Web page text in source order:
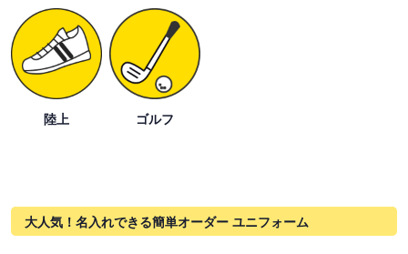
陸上 ゴルフ
大人気！名入れできる簡単オーダー ユニフォーム